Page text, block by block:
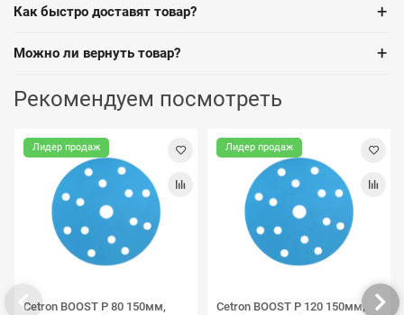
Как быстро доставят товар? +
Можно ли вернуть товар? +
Рекомендуем посмотреть
Лидер продаж
Cetron BOOST P 80 150мм,
Лидер продаж
Cetron BOOST P 120 150мм,